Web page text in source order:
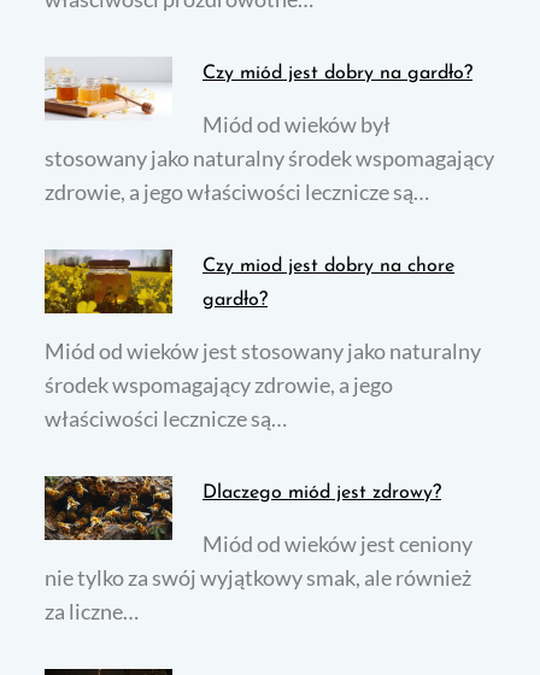
Czy miód jest dobry na gardło?
Miód od wieków był
stosowany jako naturalny środek wspomagający
zdrowie, a jego właściwości lecznicze są…
Czy miod jest dobry na chore
gardło?
Miód od wieków jest stosowany jako naturalny
środek wspomagający zdrowie, a jego
właściwości lecznicze są…
Dlaczego miód jest zdrowy?
Miód od wieków jest ceniony
nie tylko za swój wyjątkowy smak, ale również
za liczne…